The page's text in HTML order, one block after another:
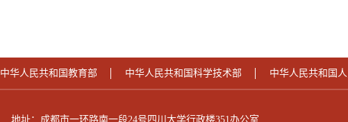
中华人民共和国教育部 中华人民共和国科学技术部 中华人民共和国
地址：成都市一环路南一段24号四川大学行政楼351办公室